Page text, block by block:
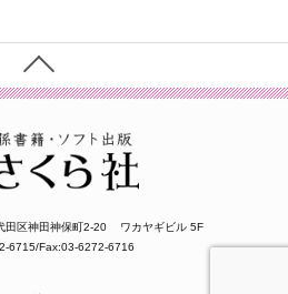
田区神田神保町2-20
ワカヤギビル 5F
6715/Fax:03-6272-6716